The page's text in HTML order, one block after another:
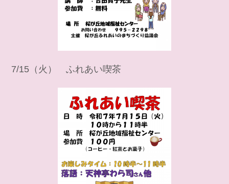
7/15（火） ふれあい喫茶